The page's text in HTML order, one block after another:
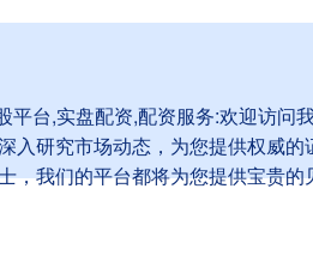
平台,实盘配资,配资服务:欢迎访问
入研究市场动态，为您提供权威
，我们的平台都将为您提供宝贵